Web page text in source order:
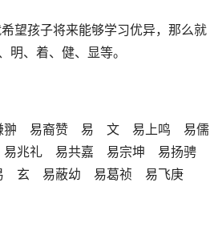
望孩子将来能够学习优异，那么就
、着、健、显等。
翀 易裔赞 易 文 易上鸣 易儒
兆礼 易共嘉 易宗坤 易扬骋
玄 易蔽幼 易葛祯 易飞庚